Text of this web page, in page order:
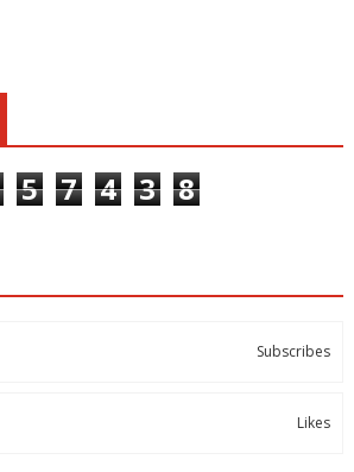
5 7 4 3 8
Subscribes
Likes